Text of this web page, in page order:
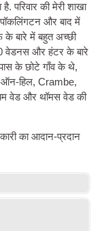
परिवार की मेरी शाखा
और बाद में
बारे में बहुत अच्छी
वेडनस और हंटर के बारे
के छोटे गाँव के थे,
हिल, Crambe,
वेड और थॉमस वेड की
का आदान-प्रदान